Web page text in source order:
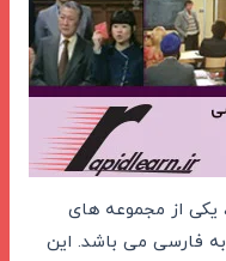
یکی از مجموعه های
فارسی می باشد. این